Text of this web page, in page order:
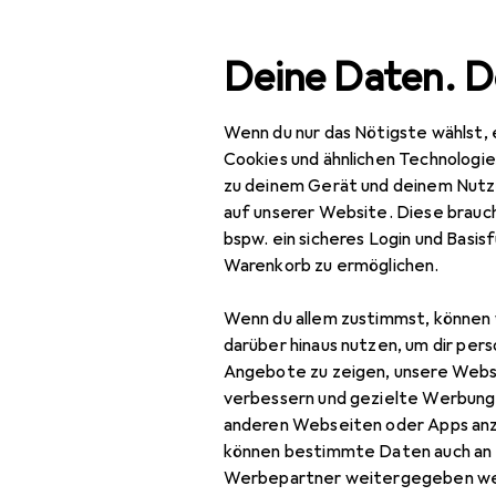
Deine Daten.
Wenn du nur das Nötigste
Cookies und ähnlichen
zu deinem Gerät und deinem
auf unserer Website. Diese
bspw. ein sicheres Login und
Warenkorb zu ermöglichen.
Wenn du allem zustimmst,
darüber hinaus nutzen, um dir
Angebote zu zeigen, unsere
verbessern und gezielte
anderen Webseiten oder Apps
können bestimmte Daten auch
Werbepartner weitergegeben
Navigation nach Kategorien Rycote
Hersteller
Am besten